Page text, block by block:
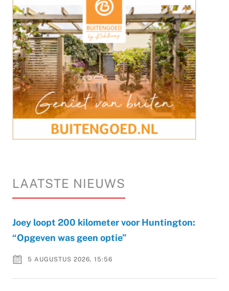
LAATSTE NIEUWS
Joey loopt 200 kilometer voor Huntington:
“Opgeven was geen optie”
5 AUGUSTUS 2026, 15:56